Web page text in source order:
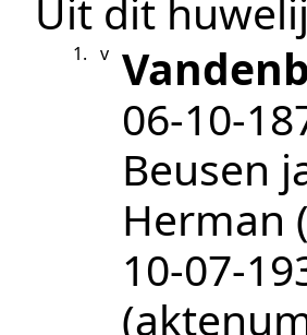
Uit dit
1. v
Beusen
Herman